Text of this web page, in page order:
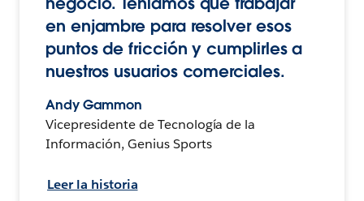
en enjambre para resolver esos
puntos de fricción y cumplirles a
nuestros usuarios comerciales.
Andy Gammon
Vicepresidente de Tecnología de la
Información, Genius Sports
Leer la historia